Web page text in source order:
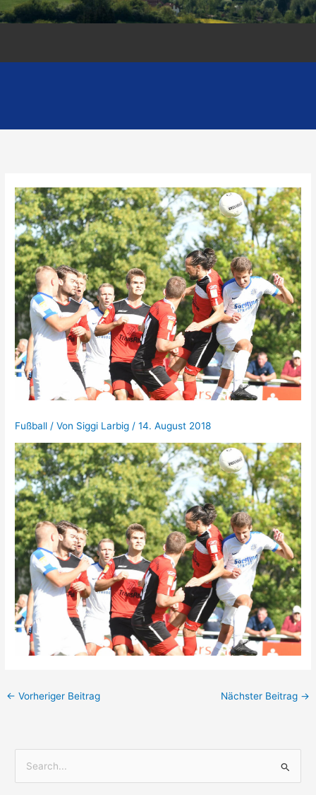
Fußball / Von Siggi Larbig/14. August 2018
← Vorheriger Beitrag Nächster Beitrag →